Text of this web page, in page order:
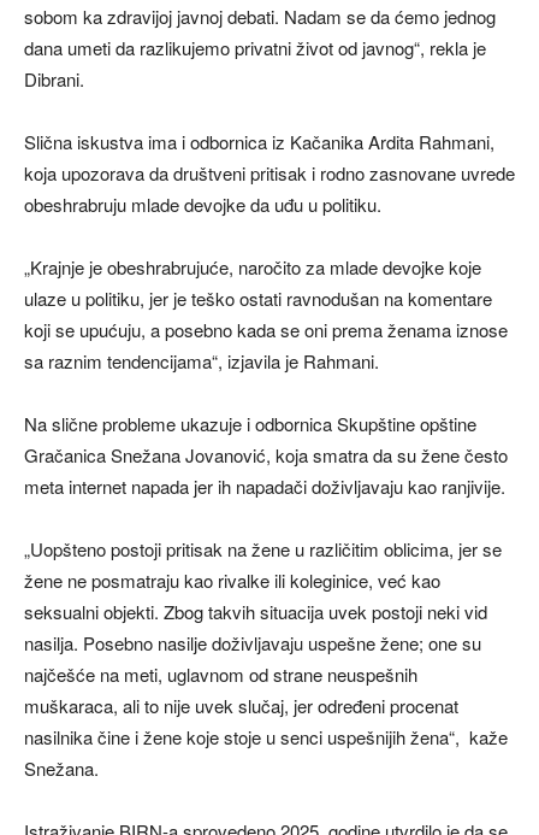
sobom ka zdravijoj javnoj debati. Nadam se da ćemo jednog
dana umeti da razlikujemo privatni život od javnog“, rekla je
Dibrani.
Slična iskustva ima i odbornica iz Kačanika Ardita Rahmani,
koja upozorava da društveni pritisak i rodno zasnovane uvrede
obeshrabruju mlade devojke da uđu u politiku.
„Krajnje je obeshrabrujuće, naročito za mlade devojke koje
ulaze u politiku, jer je teško ostati ravnodušan na komentare
koji se upućuju, a posebno kada se oni prema ženama iznose
sa raznim tendencijama“, izjavila je Rahmani.
Na slične probleme ukazuje i odbornica Skupštine opštine
Gračanica Snežana Jovanović, koja smatra da su žene često
meta internet napada jer ih napadači doživljavaju kao ranjivije.
„Uopšteno postoji pritisak na žene u različitim oblicima, jer se
žene ne posmatraju kao rivalke ili koleginice, već kao
seksualni objekti. Zbog takvih situacija uvek postoji neki vid
nasilja. Posebno nasilje doživljavaju uspešne žene; one su
najčešće na meti, uglavnom od strane neuspešnih
muškaraca, ali to nije uvek slučaj, jer određeni procenat
nasilnika čine i žene koje stoje u senci uspešnijih žena“, kaže
Snežana.